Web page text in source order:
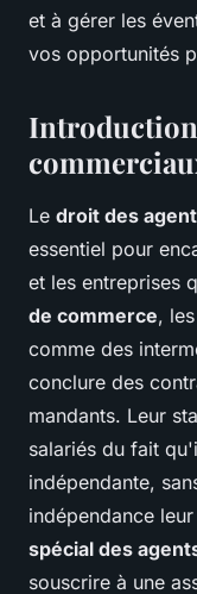
et à gérer les
vos opportunités
Le droit des
essentiel pour
et les entreprises
de commerce,
comme des
conclure des
mandants. Leur
salariés du fait
indépendante,
indépendance
spécial des
souscrire à une